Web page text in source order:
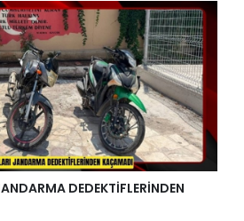
DEDEKTİFLERİNDEN